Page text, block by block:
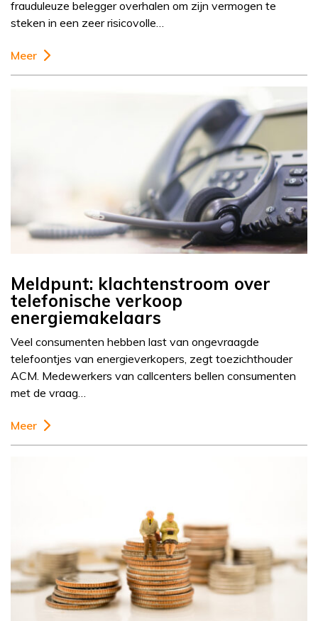
frauduleuze belegger overhalen om zijn vermogen te
steken in een zeer risicovolle…
Meer
Meldpunt: klachtenstroom over
telefonische verkoop
energiemakelaars
Veel consumenten hebben last van ongevraagde
telefoontjes van energieverkopers, zegt toezichthouder
ACM. Medewerkers van callcenters bellen consumenten
met de vraag…
Meer